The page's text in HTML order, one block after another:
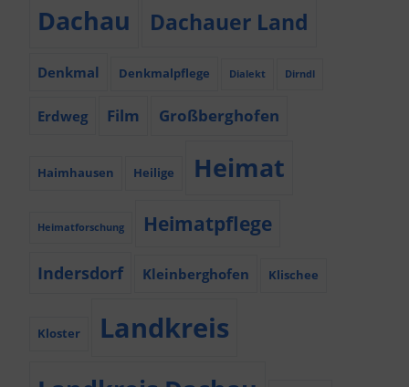
Dachau Dachauer Land
Denkmal Denkmalpflege Dialekt Dirndl
Erdweg Film Großberghofen
Haimhausen Heilige Heimat
Heimatforschung Heimatpflege
Indersdorf Kleinberghofen Klischee
Kloster Landkreis